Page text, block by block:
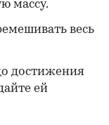
массу.
весь
достижения
ей